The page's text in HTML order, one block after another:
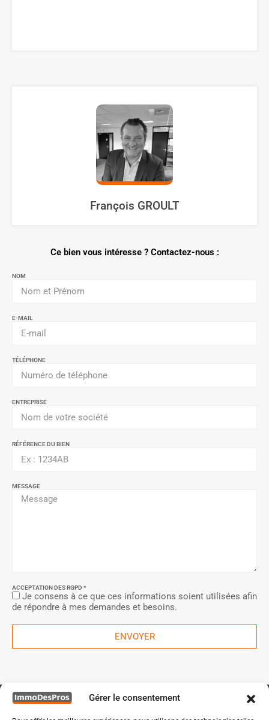
Gérer le consentement
François GROULT
Ce bien vous intéresse ? Contactez-nous :
NOM
E-MAIL
TÉLÉPHONE
ENTREPRISE
RÉFÉRENCE DU BIEN
MESSAGE
ACCEPTATION DES RGPD *
Je consens à ce que ces informations soient utilisées afin
de répondre à mes demandes et besoins.
ENVOYER